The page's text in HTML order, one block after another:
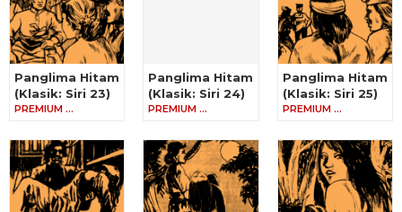
Panglima Hitam
(Klasik: Siri 23)
PREMIUM …
Panglima Hitam
(Klasik: Siri 24)
PREMIUM …
Panglima Hitam
(Klasik: Siri 25)
PREMIUM …